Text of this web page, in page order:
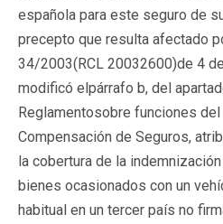
española para este seguro de
precepto que resulta afectado
34/2003(RCL 20032600)de 4
modificó elpárrafo b, del
Reglamentosobre funciones
Compensación de Seguros,
la cobertura de la
bienes ocasionados con un
habitual en un tercer país no